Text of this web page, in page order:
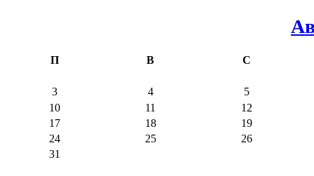
П В С
3 4
5
10
11
12
17
18
19
24
25
26
31